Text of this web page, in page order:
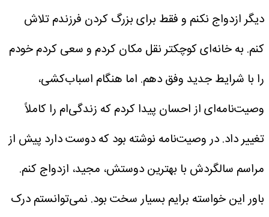
دیگر ازدواج نکنم و فقط برای بزرگ کردن فرزندم تلاش
کنم. به خانه‌ای کوچکتر نقل مکان کردم و سعی کردم خودم
را با شرایط جدید وفق دهم. اما هنگام اسباب‌کشی،
وصیت‌نامه‌ای از احسان پیدا کردم که زندگی‌ام را کاملاً
تغییر داد. در وصیت‌نامه نوشته بود که دوست دارد پیش از
مراسم سالگردش با بهترین دوستش، مجید، ازدواج کنم.
باور این خواسته برایم بسیار سخت بود. نمی‌توانستم درک